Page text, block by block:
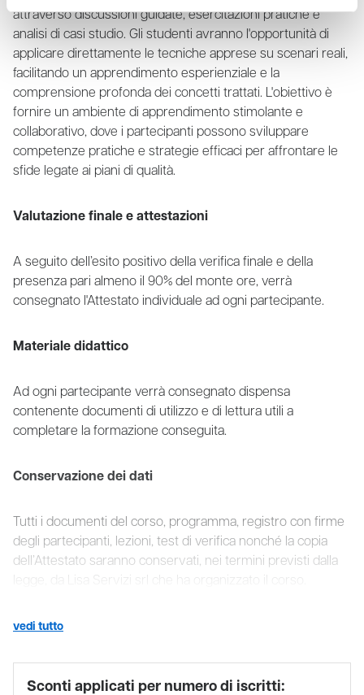
attraverso discussioni guidate, esercitazioni pratiche e
analisi di casi studio. Gli studenti avranno l'opportunità di
applicare direttamente le tecniche apprese su scenari reali,
facilitando un apprendimento esperienziale e la
comprensione profonda dei concetti trattati. L'obiettivo è
fornire un ambiente di apprendimento stimolante e
collaborativo, dove i partecipanti possono sviluppare
competenze pratiche e strategie efficaci per affrontare le
sfide legate ai piani di qualità.
Valutazione finale e attestazioni
A seguito dell’esito positivo della verifica finale e della
presenza pari almeno il 90% del monte ore, verrà
consegnato l'Attestato individuale ad ogni partecipante.
Materiale didattico
Ad ogni partecipante verrà consegnato dispensa
contenente documenti di utilizzo e di lettura utili a
completare la formazione conseguita.
Conservazione dei dati
Tutti i documenti del corso, programma, registro con firme
degli partecipanti, lezioni, test di verifica nonché la copia
dell’Attestato saranno conservati, nei termini previsti dalla
vedi tutto
Sconti applicati per numero di iscritti: